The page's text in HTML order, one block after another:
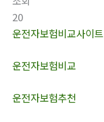
20
운전자보험비교사이트
운전자보험비교
운전자보험추천